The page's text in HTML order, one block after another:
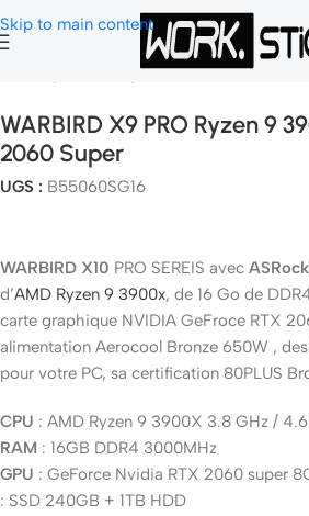
Skip to main content
Pc Gamer Fix
WARBIRD X9 PRO Ryzen 9
2060 Super
UGS : B55060SG16
WARBIRD X10 PRO SEREIS avec
d’AMD Ryzen 9 3900x, de 16 Go de
carte graphique NVIDIA GeFroce RTX
alimentation Aerocool Bronze 650W ,
pour votre PC, sa certification 80PLUS
CPU : AMD Ryzen 9 3900X 3.8 GHz /
RAM : 16GB DDR4 3000MHz
GPU : GeForce Nvidia RTX 2060 super
: SSD 240GB + 1TB HDD